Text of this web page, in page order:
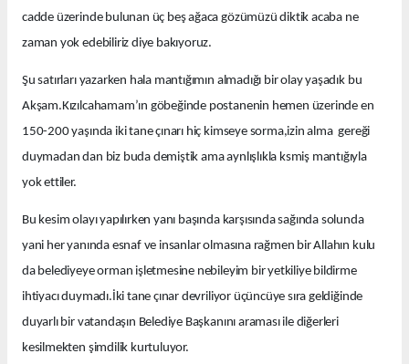
cadde üzerinde bulunan üç beş ağaca gözümüzü diktik acaba ne
zaman yok edebiliriz diye bakıyoruz.
Şu satırları yazarken hala mantığımın almadığı bir olay yaşadık bu
Akşam.Kızılcahamam’ın göbeğinde postanenin hemen üzerinde en
150-200 yaşında iki tane çınarı hiç kimseye sorma,izin alma gereği
duymadan dan biz buda demiştik ama aynlışlıkla ksmiş mantığıyla
yok ettiler.
Bu kesim olayı yapılırken yanı başında karşısında sağında solunda
yani her yanında esnaf ve insanlar olmasına rağmen bir Allahın kulu
da belediyeye orman işletmesine nebileyim bir yetkiliye bildirme
ihtiyacı duymadı.İki tane çınar devriliyor üçüncüye sıra geldiğinde
duyarlı bir vatandaşın Belediye Başkanını araması ile diğerleri
kesilmekten şimdilik kurtuluyor.